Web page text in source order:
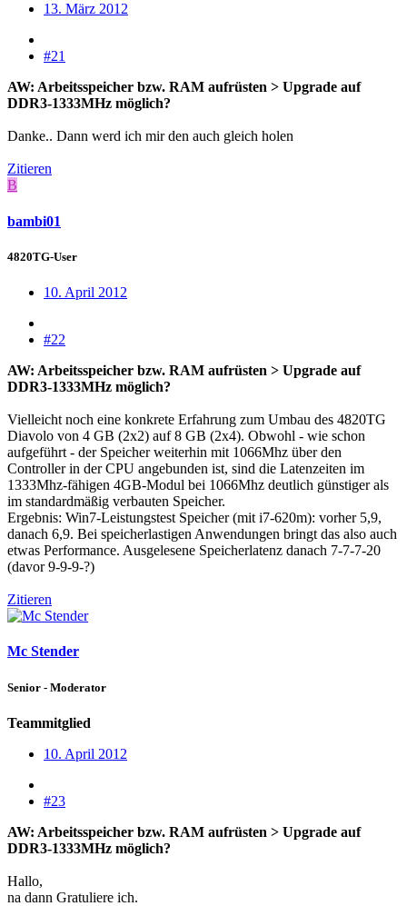
13. März 2012
#21
AW: Arbeitsspeicher bzw. RAM aufrüsten > Upgrade auf
DDR3-1333MHz möglich?
Danke.. Dann werd ich mir den auch gleich holen
Zitieren
B
bambi01
4820TG-User
10. April 2012
#22
AW: Arbeitsspeicher bzw. RAM aufrüsten > Upgrade auf
DDR3-1333MHz möglich?
Vielleicht noch eine konkrete Erfahrung zum Umbau des 4820TG
Diavolo von 4 GB (2x2) auf 8 GB (2x4). Obwohl - wie schon
aufgeführt - der Speicher weiterhin mit 1066Mhz über den
Controller in der CPU angebunden ist, sind die Latenzeiten im
1333Mhz-fähigen 4GB-Modul bei 1066Mhz deutlich günstiger als
im standardmäßig verbauten Speicher.
Ergebnis: Win7-Leistungstest Speicher (mit i7-620m): vorher 5,9,
danach 6,9. Bei speicherlastigen Anwendungen bringt das also auch
etwas Performance. Ausgelesene Speicherlatenz danach 7-7-7-20
(davor 9-9-9-?)
Zitieren
Mc Stender
Senior - Moderator
Teammitglied
10. April 2012
#23
AW: Arbeitsspeicher bzw. RAM aufrüsten > Upgrade auf
DDR3-1333MHz möglich?
Hallo,
na dann Gratuliere ich.